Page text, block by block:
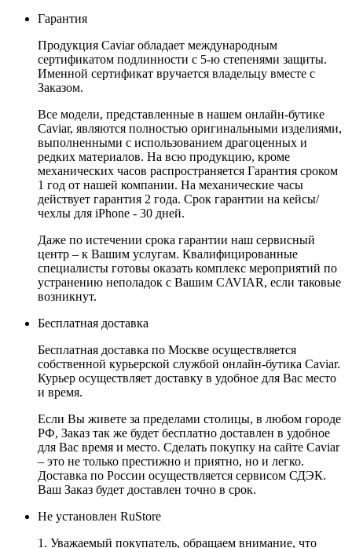
Гарантия
Продукция Caviar обладает международным
сертификатом подлинности с 5-ю степенями защиты.
Именной сертификат вручается владельцу вместе с
Заказом.
Все модели, представленные в нашем онлайн-бутике
Caviar, являются полностью оригинальными изделиями,
выполненными с использованием драгоценных и
редких материалов. На всю продукцию, кроме
механических часов распространяется Гарантия сроком
1 год от нашей компании. На механические часы
действует гарантия 2 года. Срок гарантии на кейсы/
чехлы для iPhone - 30 дней.
Даже по истечении срока гарантии наш сервисный
центр – к Вашим услугам. Квалифицированные
специалисты готовы оказать комплекс мероприятий по
устранению неполадок с Вашим CAVIAR, если таковые
возникнут.
Бесплатная доставка
Бесплатная доставка по Москве осуществляется
собственной курьерской службой онлайн-бутика Caviar.
Курьер осуществляет доставку в удобное для Вас место
и время.
Если Вы живете за пределами столицы, в любом городе
РФ, Заказ так же будет бесплатно доставлен в удобное
для Вас время и место. Сделать покупку на сайте Caviar
– это не только престижно и приятно, но и легко.
Доставка по России осуществляется сервисом СДЭК.
Ваш Заказ будет доставлен точно в срок.
Не установлен RuStore
1. Уважаемый покупатель, обращаем внимание, что